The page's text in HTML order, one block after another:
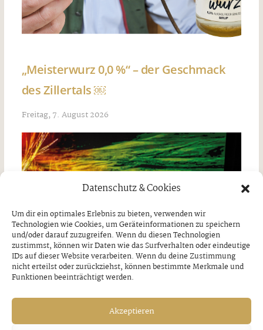
Datenschutz & Cookies
Um dir ein optimales Erlebnis zu bieten, verwenden wir
Technologien wie Cookies, um Geräteinformationen zu speichern
und/oder darauf zuzugreifen. Wenn du diesen Technologien
zustimmst, können wir Daten wie das Surfverhalten oder eindeutige
IDs auf dieser Website verarbeiten. Wenn du deine Zustimmung
nicht erteilst oder zurückziehst, können bestimmte Merkmale und
Funktionen beeinträchtigt werden.
Akzeptieren
„Meisterwurz 0,0 %“ – der Geschmack
des Zillertals ￼
Freitag, 7. August 2026